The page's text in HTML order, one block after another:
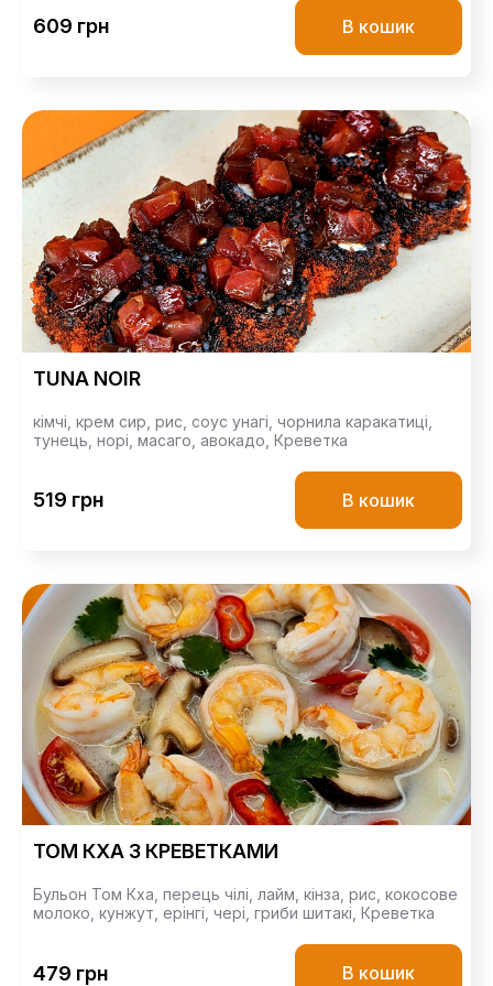
609 грн В кошик
TUNA NOIR
кімчі, крем сир, рис, соус унагі, чорнила каракатиці,
тунець, норі, масаго, авокадо, Креветка
519 грн В кошик
ТОМ КХА З КРЕВЕТКАМИ
Бульон Том Кха, перець чілі, лайм, кінза, рис, кокосове
молоко, кунжут, ерінгі, чері, гриби шитакі, Креветка
479 грн В кошик